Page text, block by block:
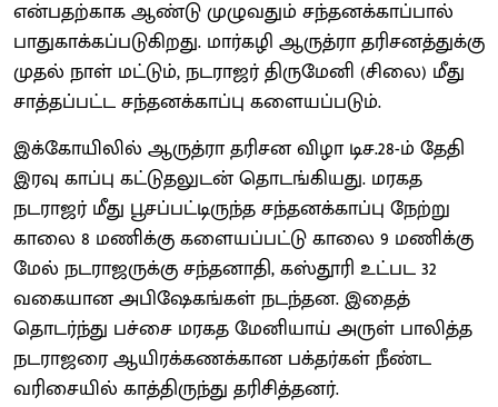
என்பதற்காக ஆண்டு முழுவதும் சந்தனக்காப்பால்
பாதுகாக்கப்படுகிறது. மார்கழி ஆருத்ரா தரிசனத்துக்கு
முதல் நாள் மட்டும், நடராஜர் திருமேனி (சிலை) மீது
சாத்தப்பட்ட சந்தனக்காப்பு களையப்படும்.
இக்கோயிலில் ஆருத்ரா தரிசன விழா டிச.28-ம் தேதி
இரவு காப்பு கட்டுதலுடன் தொடங்கியது. மரகத
நடராஜர் மீது பூசப்பட்டிருந்த சந்தனக்காப்பு நேற்று
காலை 8 மணிக்கு களையப்பட்டு காலை 9 மணிக்கு
மேல் நடராஜருக்கு சந்தனாதி, கஸ்தூரி உட்பட 32
வகையான அபிஷேகங்கள் நடந்தன. இதைத்
தொடர்ந்து பச்சை மரகத மேனியாய் அருள் பாலித்த
நடராஜரை ஆயிரக்கணக்கான பக்தர்கள் நீண்ட
வரிசையில் காத்திருந்து தரிசித்தனர்.